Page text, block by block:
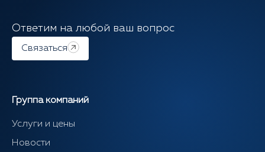
Ответим на любой ваш вопрос
Связаться
Группа компаний
Услуги и цены
Новости